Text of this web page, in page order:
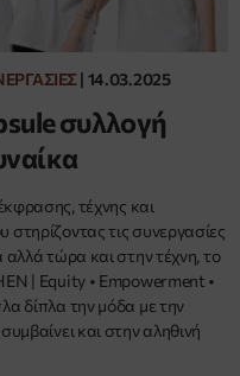
| 14.03.2025
συλλογή
τέχνης και
τις συνεργασίες
αλλά τώρα και στην τέχνη, το
| Equity • Empowerment •
δίπλα την μόδα με την
και στην αληθινή